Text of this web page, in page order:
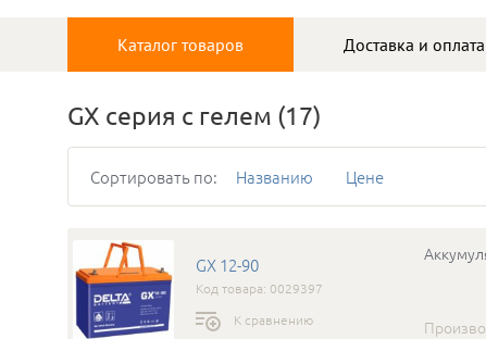
Каталог товаров Доставка и оплата
GХ серия с гелем (17)
Сортировать по: Названию Цене
GX 12-90
Код товара: 0029397
К сравнению